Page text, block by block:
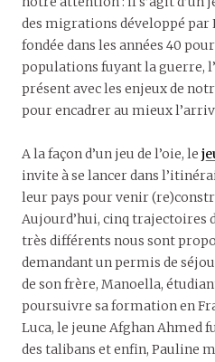
des migrations développé
fondée dans les années 40
populations fuyant la guerre,
présent avec les enjeux de
pour encadrer au mieux
A la façon d’un jeu de l’oie, le
invite à se lancer dans
leur pays pour venir
Aujourd’hui, cinq trajectoires
très différents nous sont
demandant un permis de
de son frère, Manoella,
poursuivre sa formation en
Luca, le jeune Afghan Ahmed
des talibans et enfin, Pauline